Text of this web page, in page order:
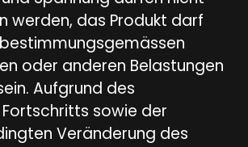
werden, das Produkt darf
oder anderen Belastungen
Aufgrund des
sowie der
Veränderung des